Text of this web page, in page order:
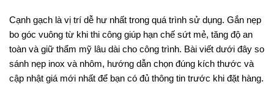
Cạnh gạch là vị trí dễ hư nhất trong quá trình sử dụng. Gắn nẹp
bo góc vuông từ khi thi công giúp hạn chế sứt mẻ, tăng độ an
toàn và giữ thẩm mỹ lâu dài cho công trình. Bài viết dưới đây so
sánh nẹp inox và nhôm, hướng dẫn chọn đúng kích thước và
cập nhật giá mới nhất để bạn có đủ thông tin trước khi đặt hàng.